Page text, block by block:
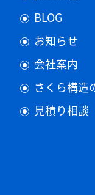
BLOG
お知らせ
会社案内
さくら構造
見積り相談